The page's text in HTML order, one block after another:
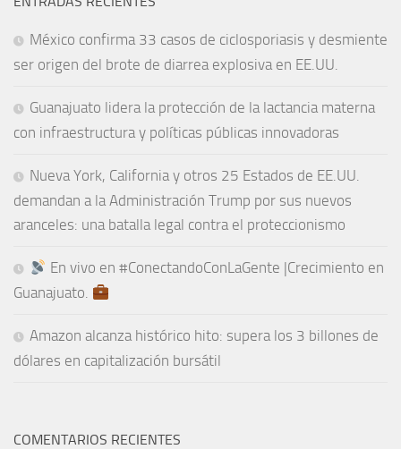
México confirma 33 casos de ciclosporiasis y desmiente
ser origen del brote de diarrea explosiva en EE.UU.
Guanajuato lidera la protección de la lactancia materna
con infraestructura y políticas públicas innovadoras
Nueva York, California y otros 25 Estados de EE.UU.
demandan a la Administración Trump por sus nuevos
aranceles: una batalla legal contra el proteccionismo
En vivo en #ConectandoConLaGente |Crecimiento en
Guanajuato.
Amazon alcanza histórico hito: supera los 3 billones de
dólares en capitalización bursátil
COMENTARIOS RECIENTES